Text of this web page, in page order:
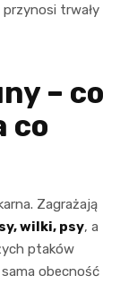
przynosi trwały
– co
co
Zagrażają
wilki, psy, a
ptaków
obecność